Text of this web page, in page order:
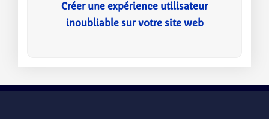
Créer une expérience utilisateur
inoubliable sur votre site web